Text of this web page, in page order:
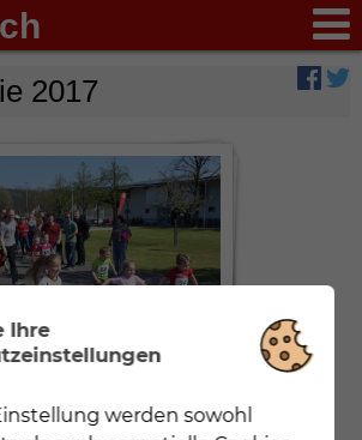
2017
(0,5 und 1 km)
Ihre
Mit dieser Einstellung werden nur
werden sowohl